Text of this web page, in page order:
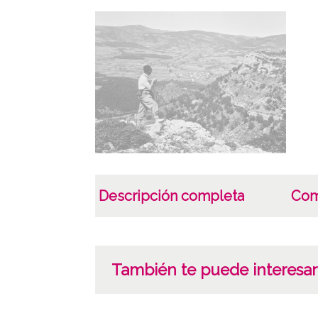
Descripción completa
También te puede interesar